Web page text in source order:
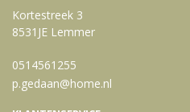
Kortestreek 3
8531JE Lemmer
0514561255
p.gedaan@home.nl